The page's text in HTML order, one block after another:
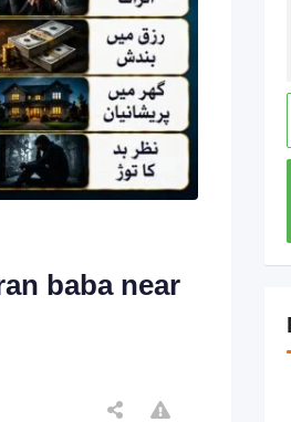
baba near